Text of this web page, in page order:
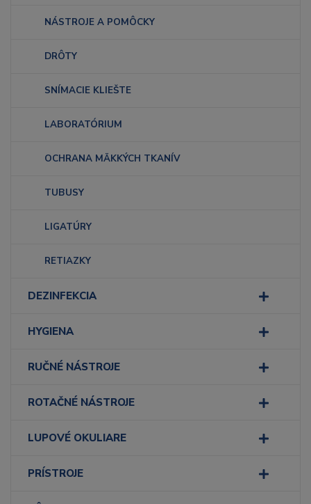
NÁSTROJE A POMÔCKY
DRÔTY
SNÍMACIE KLIEŠTE
LABORATÓRIUM
OCHRANA MÄKKÝCH TKANÍV
TUBUSY
LIGATÚRY
RETIAZKY
DEZINFEKCIA
HYGIENA
RUČNÉ NÁSTROJE
ROTAČNÉ NÁSTROJE
LUPOVÉ OKULIARE
PRÍSTROJE